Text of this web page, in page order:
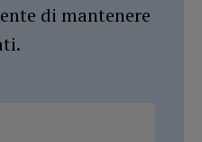
di mantenere